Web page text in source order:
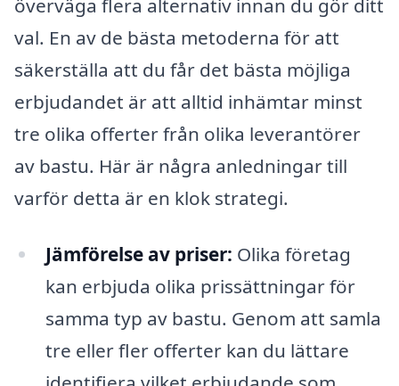
val. En av de bästa metoderna för att
säkerställa att du får det bästa möjliga
erbjudandet är att alltid inhämtar minst
tre olika offerter från olika leverantörer
av bastu. Här är några anledningar till
varför detta är en klok strategi.
Jämförelse av priser: Olika företag
kan erbjuda olika prissättningar för
samma typ av bastu. Genom att samla
tre eller fler offerter kan du lättare